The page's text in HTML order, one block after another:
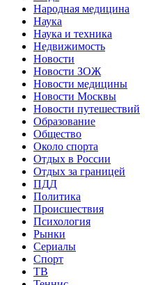
Народная медицина
Наука
Наука и техника
Недвижимость
Новости
Новости ЗОЖ
Новости медицины
Новости Москвы
Новости путешествий
Образование
Общество
Около спорта
Отдых в России
Отдых за границей
ПДД
Политика
Происшествия
Психология
Рынки
Сериалы
Спорт
ТВ